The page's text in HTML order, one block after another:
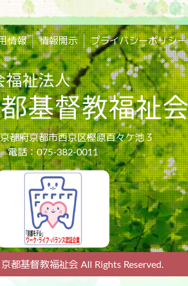
情報 情報開示 プライバシーポリシー
都府京都市西京区樫原百々ケ池３
電話：075-382-0011
都基督教福祉会 All Rights Reserved.